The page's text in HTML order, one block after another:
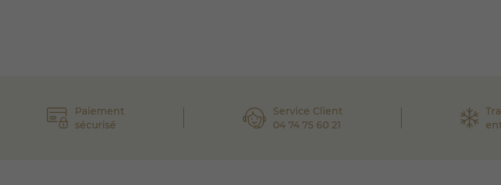
Paiement
sécurisé
Service Client
04 74 75 60 21